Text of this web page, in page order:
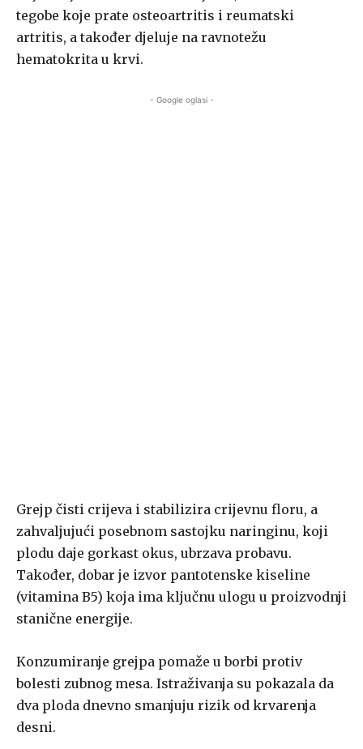
tegobe koje prate osteoartritis i reumatski
artritis, a također djeluje na ravnotežu
hematokrita u krvi.
- Google oglasi -
Grejp čisti crijeva i stabilizira crijevnu floru, a
zahvaljujući posebnom sastojku naringinu, koji
plodu daje gorkast okus, ubrzava probavu.
Također, dobar je izvor pantotenske kiseline
(vitamina B5) koja ima ključnu ulogu u proizvodnji
stanične energije.
Konzumiranje grejpa pomaže u borbi protiv
bolesti zubnog mesa. Istraživanja su pokazala da
dva ploda dnevno smanjuju rizik od krvarenja
desni.